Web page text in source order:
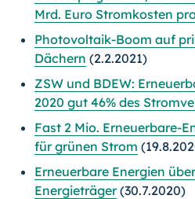
Mrd. Euro Stromkosten
Photovoltaik-Boom auf
Dächern (2.2.2021)
ZSW und BDEW:
2020 gut 46% des
Fast 2 Mio. Erneuerbare-
für grünen Strom
Erneuerbare Energien
Energieträger(30.7.2020)